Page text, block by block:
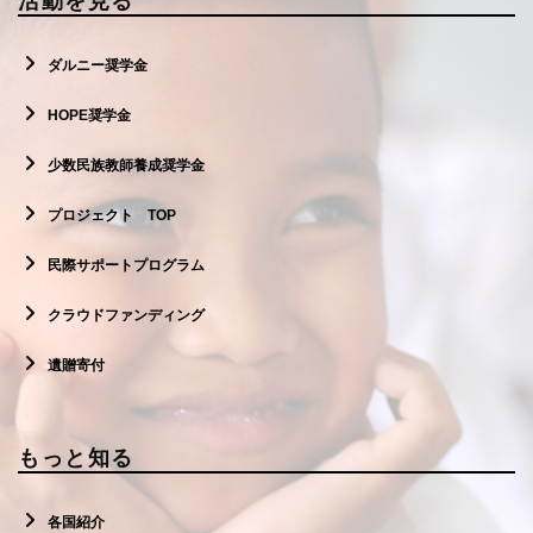
ダルニー奨学金
HOPE奨学金
少数民族教師養成奨学金
プロジェクト TOP
民際サポートプログラム
クラウドファンディング
遺贈寄付
もっと知る
各国紹介